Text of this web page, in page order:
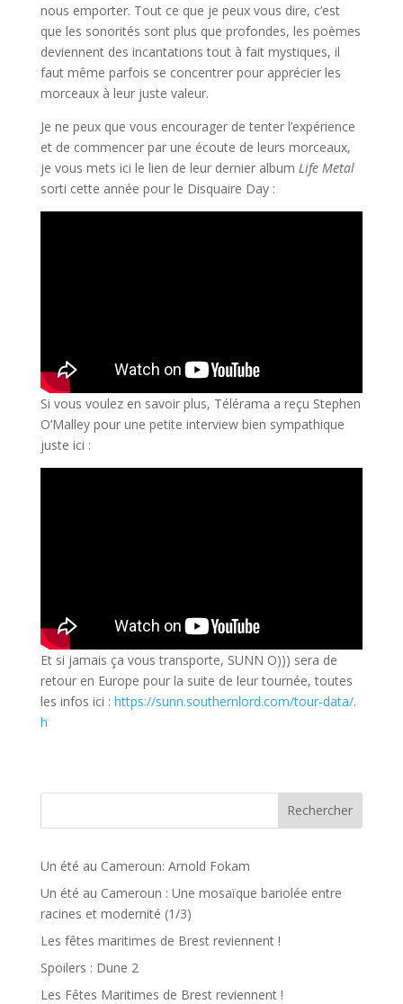
nous emporter. Tout ce que je peux vous dire, c’est
que les sonorités sont plus que profondes, les poèmes
deviennent des incantations tout à fait mystiques, il
faut même parfois se concentrer pour apprécier les
morceaux à leur juste valeur.
Je ne peux que vous encourager de tenter l’expérience
et de commencer par une écoute de leurs morceaux,
je vous mets ici le lien de leur dernier album Life Metal
sorti cette année pour le Disquaire Day :
Si vous voulez en savoir plus, Télérama a reçu Stephen
O’Malley pour une petite interview bien sympathique
juste ici :
Et si jamais ça vous transporte, SUNN O))) sera de
retour en Europe pour la suite de leur tournée, toutes
les infos ici : https://sunn.southernlord.com/tour-data/.
h
Rechercher
Un été au Cameroun: Arnold Fokam
Un été au Cameroun : Une mosaïque bariolée entre
racines et modernité (1/3)
Les fêtes maritimes de Brest reviennent !
Spoilers : Dune 2
Les Fêtes Maritimes de Brest reviennent !